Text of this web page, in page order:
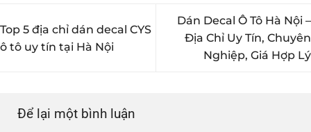
Top 5 địa chỉ dán decal CYS
ô tô uy tín tại Hà Nội
Dán Decal Ô Tô Hà Nội –
Địa Chỉ Uy Tín, Chuyên
Nghiệp, Giá Hợp Lý
Để lại một bình luận